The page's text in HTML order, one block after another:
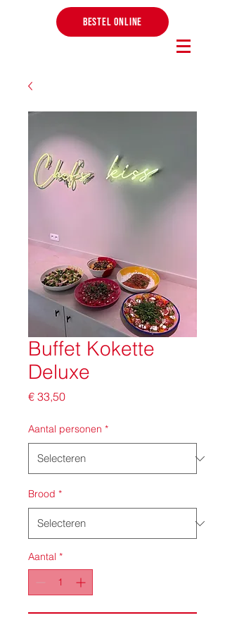
BESTEL ONLINE
Buffet Kokette
Deluxe
€ 33,50Prijs
Aantal personen *
Brood *
Aantal *